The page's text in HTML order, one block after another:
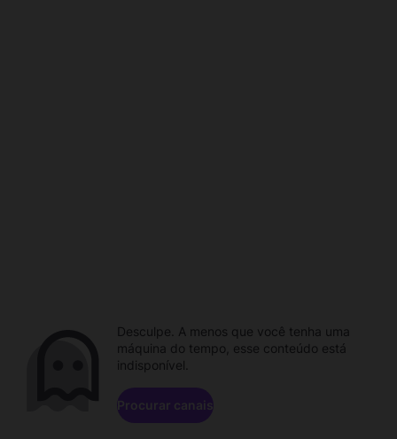
Desculpe. A menos que você tenha uma
máquina do tempo, esse conteúdo está
indisponível.
Procurar canais